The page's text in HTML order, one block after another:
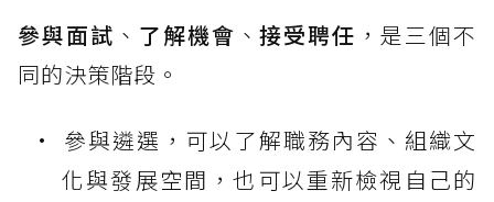
參與面試 、 了解機會 、接受聘任 ，是三個不
同的決策階段。
參與遴選，可以了解職務內容、組織文
化與發展空間，也可以重新檢視自己的